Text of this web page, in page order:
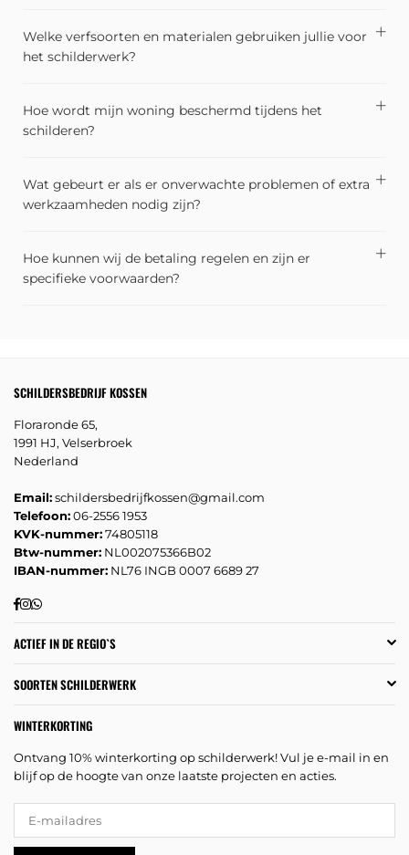
Welke verfsoorten en materialen gebruiken jullie voor
het schilderwerk?
Hoe wordt mijn woning beschermd tijdens het
schilderen?
Wat gebeurt er als er onverwachte problemen of extra
werkzaamheden nodig zijn?
Hoe kunnen wij de betaling regelen en zijn er
specifieke voorwaarden?
SCHILDERSBEDRIJF KOSSEN
Floraronde 65,
1991 HJ, Velserbroek
Nederland
Email:schildersbedrijfkossen@gmail.com
Telefoon:06-2556 1953
KVK-nummer:74805118
Btw-nummer: NL002075366B02
IBAN-nummer: NL76 INGB 0007 6689 27
Facebook
Instagram
Whatsapp
ACTIEF IN DE REGIO`S
SOORTEN SCHILDERWERK
WINTERKORTING
Ontvang 10% winterkorting op schilderwerk! Vul je e-mail in en
blijf op de hoogte van onze laatste projecten en acties.